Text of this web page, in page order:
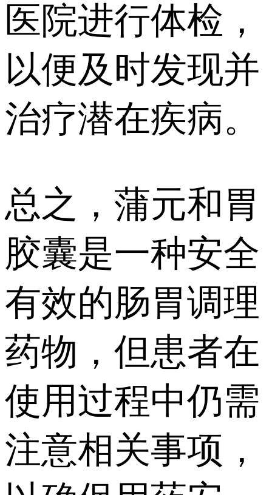
医院进行体检，
以便及时发现并
治疗潜在疾病。
总之，蒲元和胃
胶囊是一种安全
有效的肠胃调理
药物，但患者在
使用过程中仍需
注意相关事项，